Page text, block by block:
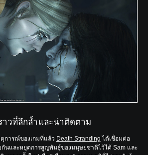
าวที่ลึกล้ำและน่าติดตาม
ตุการณ์ของเกมที่แล้ว Death Stranding ได้เชื่อมต่อ
กันและหยุดการสูญพันธุ์ของมนุษยชาติไว้ได้ Sam และ